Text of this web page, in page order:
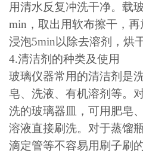
用清水反复冲洗干净。载
min ，取出用软布擦干，
浸泡5min以除去溶剂，烘
4.清洁剂的种类及使用
玻璃仪器常用的清洁剂是
皂、洗液、有机溶剂等。
洗的玻璃器皿，可用肥皂
溶液直接刷洗。对于蒸馏
滴定管等不容易用刷子刷